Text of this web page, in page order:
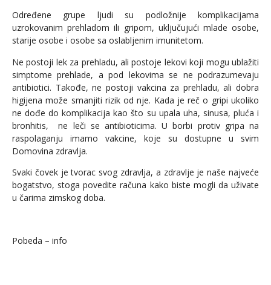
Određene grupe ljudi su podložnije komplikacijama
uzrokovanim prehladom ili gripom, uključujući mlade osobe,
starije osobe i osobe sa oslabljenim imunitetom.
Ne postoji lek za prehladu, ali postoje lekovi koji mogu ublažiti
simptome prehlade, a pod lekovima se ne podrazumevaju
antibiotici. Takođe, ne postoji vakcina za prehladu, ali dobra
higijena može smanjiti rizik od nje. Kada je reč o gripi ukoliko
ne dođe do komplikacija kao što su upala uha, sinusa, pluća i
bronhitis, ne leči se antibioticima. U borbi protiv gripa na
raspolaganju imamo vakcine, koje su dostupne u svim
Domovina zdravlja.
Svaki čovek je tvorac svog zdravlja, a zdravlje je naše najveće
bogatstvo, stoga povedite računa kako biste mogli da uživate
u čarima zimskog doba.
Pobeda – info